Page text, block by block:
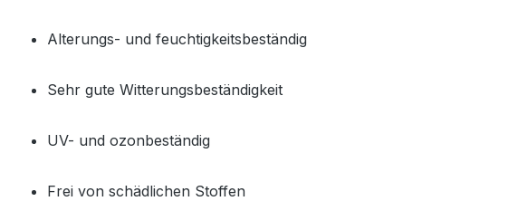
Alterungs- und feuchtigkeitsbeständig
Sehr gute Witterungsbeständigkeit
UV- und ozonbeständig
Frei von schädlichen Stoffen